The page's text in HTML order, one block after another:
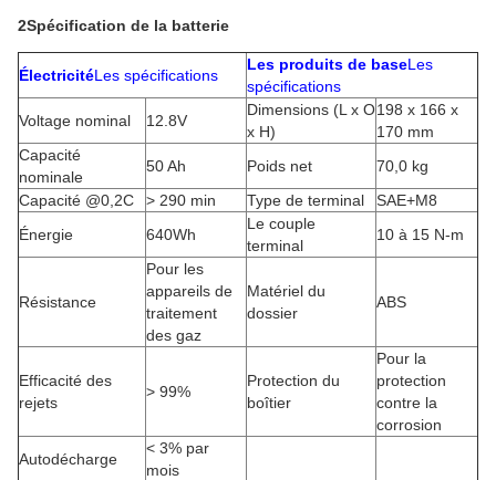
2Spécification de la batterie
ÉlectricitéLes spécifications
Les produits de baseLes
spécifications
Voltage nominal
12.8V
Dimensions (L x O
x H)
198 x 166 x
170 mm
Capacité
nominale
50 Ah Poids net
70,0 kg
Capacité @0,2C
> 290 min Type de terminal
SAE+M8
Énergie
640Wh
Le couple
terminal
10 à 15 N-m
Résistance
Pour les
appareils de
traitement
des gaz
Matériel du
dossier
ABS
Efficacité des
rejets
> 99%
Protection du
boîtier
Pour la
protection
contre la
corrosion
Autodécharge
< 3% par
mois